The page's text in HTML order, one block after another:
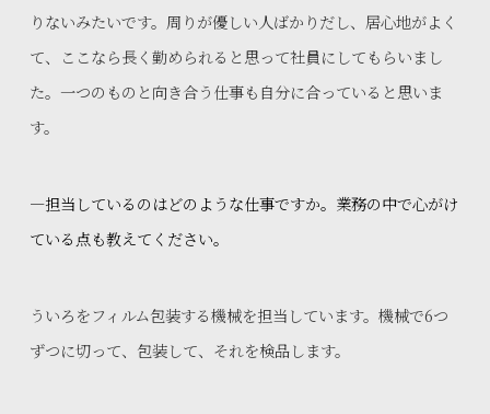
りないみたいです。周りが優しい人ばかりだし、居心地がよく
て、ここなら長く勤められると思って社員にしてもらいまし
た。一つのものと向き合う仕事も自分に合っていると思いま
す。
—担当しているのはどのような仕事ですか。業務の中で心がけ
ている点も教えてください。
ういろをフィルム包装する機械を担当しています。機械で6つ
ずつに切って、包装して、それを検品します。